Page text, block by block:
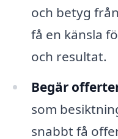
och betyg
få en känsla
och resultat.
Begär
som
snabbt få